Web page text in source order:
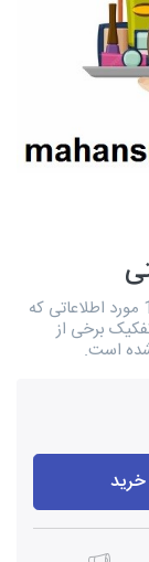
دایرکتوری شرکت آرایشی بهداشتی دارای تعداد 126 مورد اطلاعاتی که
برخی از
است.